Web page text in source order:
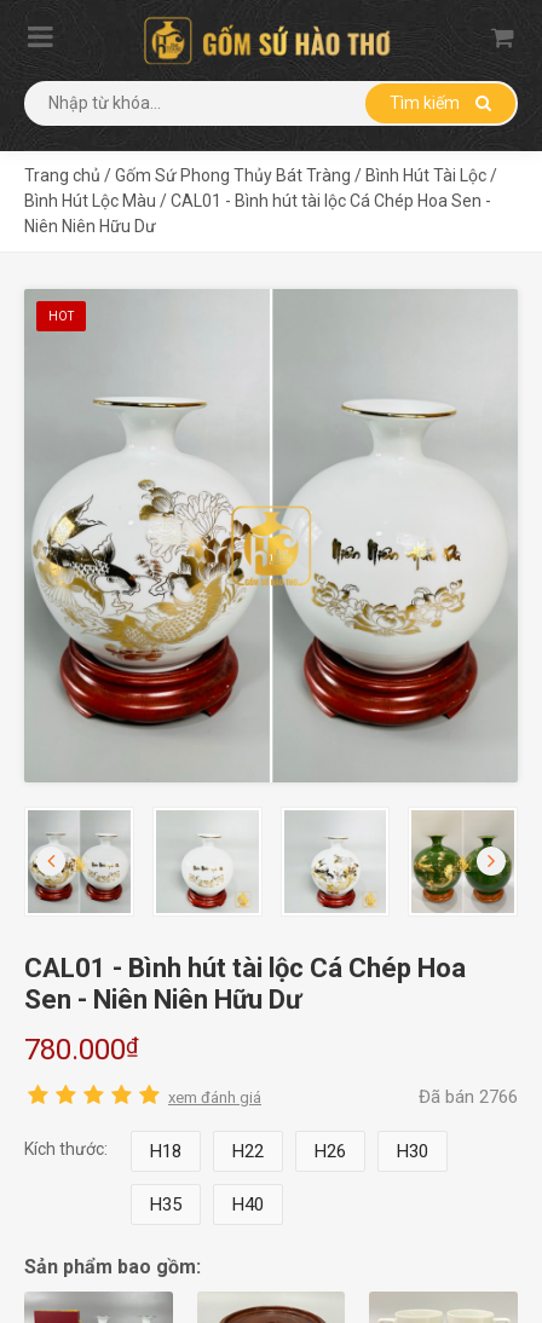
Tìm kiếm
Trang chủ /Gốm Sứ Phong Thủy Bát Tràng / Bình Hút Tài Lộc/
Bình Hút Lộc Màu /CAL01 - Bình hút tài lộc Cá Chép Hoa Sen -
Niên Niên Hữu Dư
HOT
CAL01 - Bình hút tài lộc Cá Chép Hoa
Sen - Niên Niên Hữu Dư
780.000₫
xem đánh giá Đã bán 2766
Kích thước: H18 H22 H26 H30
H35 H40
Sản phẩm bao gồm: